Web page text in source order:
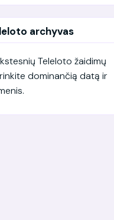
archyvas
Teleloto žaidimų
dominančią datą ir